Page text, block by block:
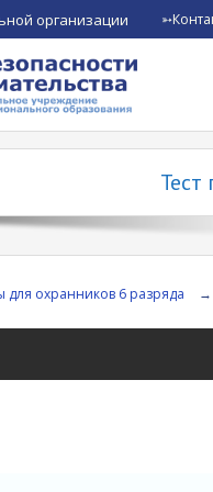
организации
для охранников 6 разряда →